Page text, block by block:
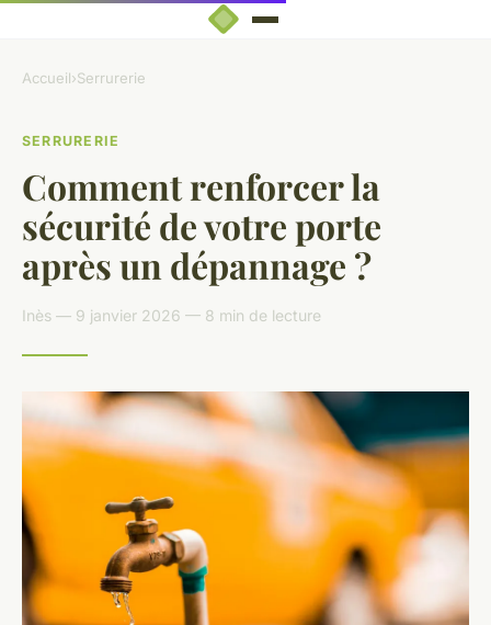
Accueil›Serrurerie
SERRURERIE
Comment renforcer la
sécurité de votre porte
après un dépannage ?
Inès — 9 janvier 2026 — 8 min de lecture